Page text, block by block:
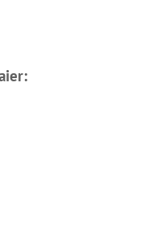
посудомоечных